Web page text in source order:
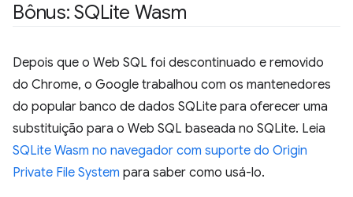
Bônus: SQLite Wasm
Depois que o Web SQL foi descontinuado e removido
do Chrome, o Google trabalhou com os mantenedores
do popular banco de dados SQLite para oferecer uma
substituição para o Web SQL baseada no SQLite. Leia
SQLite Wasm no navegador com suporte do Origin
Private File System para saber como usá-lo.